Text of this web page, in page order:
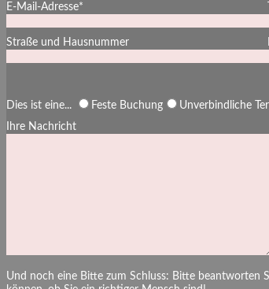
E-Mail-Adresse*
Straße und Hausnummer
Dies ist eine... Feste Buchung
Unverbindliche
Ihre Nachricht
Und noch eine Bitte zum Schluss: Bitte beantworten